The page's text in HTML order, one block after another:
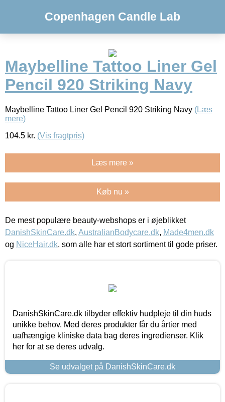
Copenhagen Candle Lab
Maybelline Tattoo Liner Gel
Pencil 920 Striking Navy
Maybelline Tattoo Liner Gel Pencil 920 Striking Navy (Læs
mere)
104.5 kr. (Vis fragtpris)
Læs mere »
Køb nu »
De mest populære beauty-webshops er i øjeblikket
DanishSkinCare.dk, AustralianBodycare.dk, Made4men.dk
og NiceHair.dk, som alle har et stort sortiment til gode priser.
DanishSkinCare.dk tilbyder effektiv hudpleje til din huds
unikke behov. Med deres produkter får du årtier med
uafhængige kliniske data bag deres ingredienser. Klik
her for at se deres udvalg.
Se udvalget på DanishSkinCare.dk